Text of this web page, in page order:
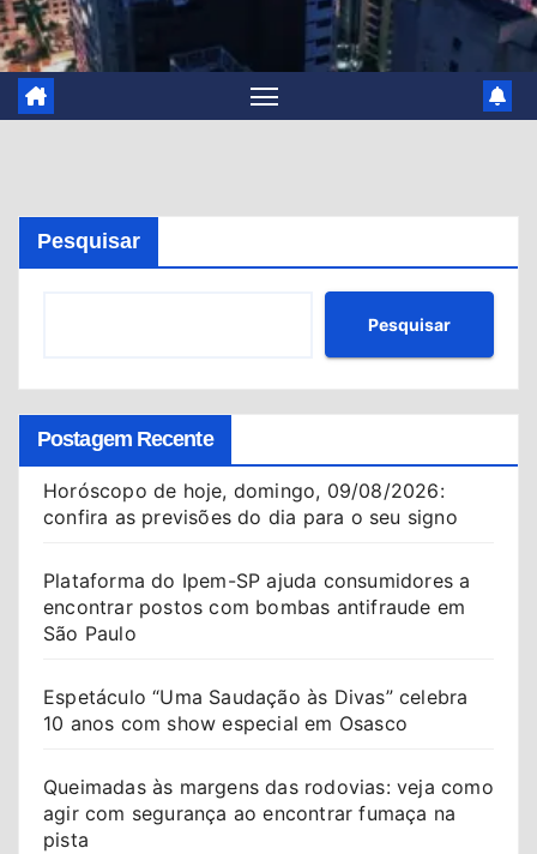
Pesquisar
Pesquisar
Postagem Recente
Horóscopo de hoje, domingo, 09/08/2026:
confira as previsões do dia para o seu signo
Plataforma do Ipem-SP ajuda consumidores a
encontrar postos com bombas antifraude em
São Paulo
Espetáculo “Uma Saudação às Divas” celebra
10 anos com show especial em Osasco
Queimadas às margens das rodovias: veja como
agir com segurança ao encontrar fumaça na
pista